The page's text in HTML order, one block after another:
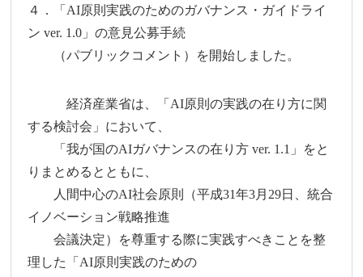
４．「AI原則実践のためのガバナンス・ガイドライ
ン ver. 1.0」の意見公募手続
（パブリックコメント）を開始しました。
経済産業省は、「AI原則の実践の在り方に関
する検討会」において、
「我が国のAIガバナンスの在り方 ver. 1.1」をと
りまとめるとともに、
人間中心のAI社会原則（平成31年3月29日、統合
イノベーション戦略推進
会議決定）を尊重する際に実践すべきことを整
理した「AI原則実践のための